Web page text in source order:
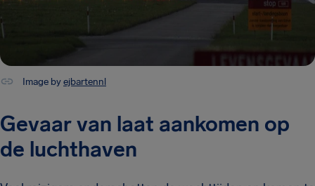
Image byejbartennl
Gevaar van laat aankomen op
de luchthaven